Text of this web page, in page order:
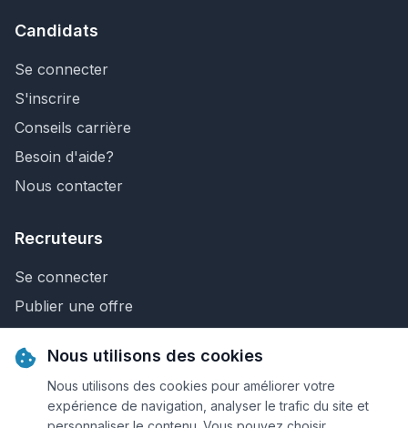
Candidats
Se connecter
S'inscrire
Conseils carrière
Besoin d'aide?
Nous contacter
Recruteurs
Se connecter
Publier une offre
Nous contacter
Nous utilisons des cookies
Nous utilisons des cookies pour améliorer votre
expérience de navigation, analyser le trafic du site et